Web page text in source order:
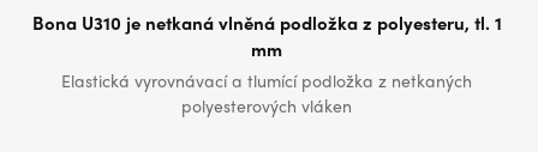
Bona U310 je netkaná vlněná podložka z polyesteru, tl. 1
mm
Elastická vyrovnávací a tlumící podložka z netkaných
polyesterových vláken